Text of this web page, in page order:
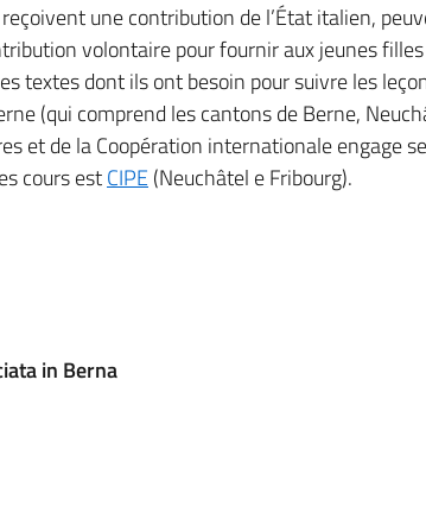
une contribution de l’État italien,
volontaire pour fournir aux jeunes
textes dont ils ont besoin pour suivre les
(qui comprend les cantons de Berne,
et de la Coopération internationale engage
cours estCIPE (Neuchâtel e Fribourg).
in Berna